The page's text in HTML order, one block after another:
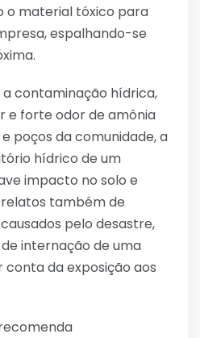
o material tóxico para
espalhando-se
contaminação hídrica,
e forte odor de amônia
poços da comunidade, a
hídrico de um
impacto no solo e
também de
pelo desastre,
internação de uma
da exposição aos